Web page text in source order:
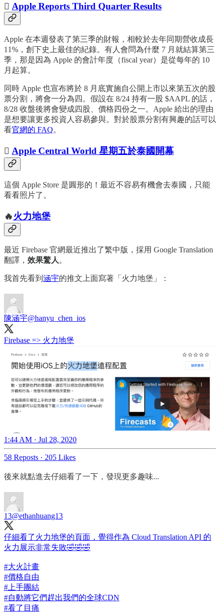
 Apple Reports Third Quarter Results
Apple 在本週發表了第三季的財報，相較於去年同期營收成長
11%，創下史上最佳的紀錄。有人會問為什麼 7 月就結算第三
季，那是因為 Apple 的會計年度（fiscal year）是從每年的 10
月起算。
同時 Apple 也宣布將於 8 月底實施自公開上市以來第五次的股
票分割，將會一分為四。假設在 8/24 持有一股 $AAPL 的話，
8/28 收盤後將會變成四股、價格四份之一。Apple 給出的理由
是想要讓更多投資人容易參與。對於股票分割有興趣的話可以
看官網的 FAQ。
 Apple Central World 星期五於泰國開幕
這個 Apple Store 是圓形的！最近不容易有機會去泰國，只能
看看照片了。
🔥 火力地堡
最近 Firebase 官網最近推出了繁中版，採用 Google Translation
翻譯， 效果驚人 。
我首先看到 涵宇的推文上面寫著「火力地堡」：
陳涵宇@hanyu_chen_ios
Firebase => 火力地堡
1:44 AM · Jul 28, 2020
58 Reposts · 205 Likes
後來就點進去仔細看了一下，發現更多趣味...
13@ethanhuang13
仔細看了火力地堡的頁面，覺得作為 Cloud Translation API 的
火力展示非常失敗🤣🤣🤣
#大火計畫
#價格自由
#上手團結
#自動將它們趕出我們的全球CDN
#看了目痛